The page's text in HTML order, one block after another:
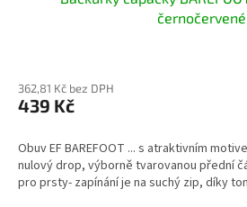
černočervené
362,81 Kč bez DPH
439 Kč
Obuv EF BAREFOOT ... s atraktivním
nulový drop, výborně tvarovanou přední
pro prsty- zapínání je na suchý zip, díky